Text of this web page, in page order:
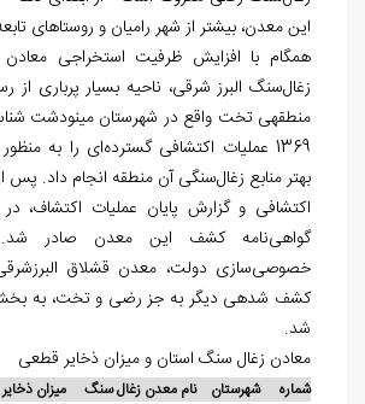
این معدن، بیشتر از شهر رامیان و روستاهای
همگام با افزایش ظرفیت استخراجی
زغال‌سنگ البرز شرقی، ناحیه بسیار پرباری از
منطقه‏ی تخت واقع در شهرستان مینودشت
1369 عملیات اکتشافی گسترده‌ای را به
بهتر منابع زغال‌سنگی آن منطقه انجام داد. پس
گواهی‌نامه کشف این معدن صادر شد.
خصوصی‌سازی دولت، معدن قشلاق
کشف شده‏ی دیگر به جز رضی و تخت، به
شد.
معادن زغال سنگ استان و میزان ذخایر قطعی
شماره شهرستان نام معدن زغال سنگ میزان